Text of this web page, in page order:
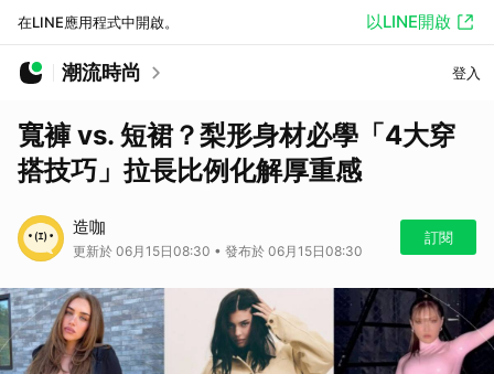
在LINE應用程式中開啟。 以LINE開啟
潮流時尚 登入
寬褲 vs. 短裙？梨形身材必學「4大穿
搭技巧」拉長比例化解厚重感
造咖
更新於 06月15日08:30 • 發布於 06月15日08:30
訂閱